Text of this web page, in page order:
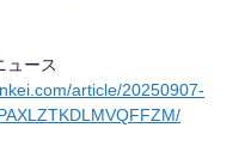
ュース
article/20250907-